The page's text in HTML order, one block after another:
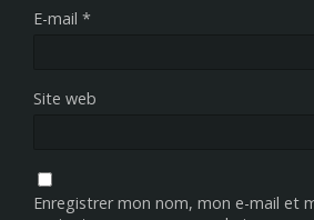
E-mail *
Site web
Enregistrer mon nom, mon e-mail et